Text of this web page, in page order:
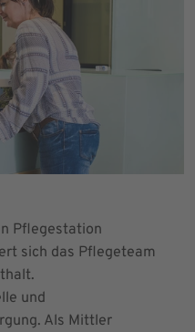
Pflegestation
sich das Pflegeteam
und
Als Mittler